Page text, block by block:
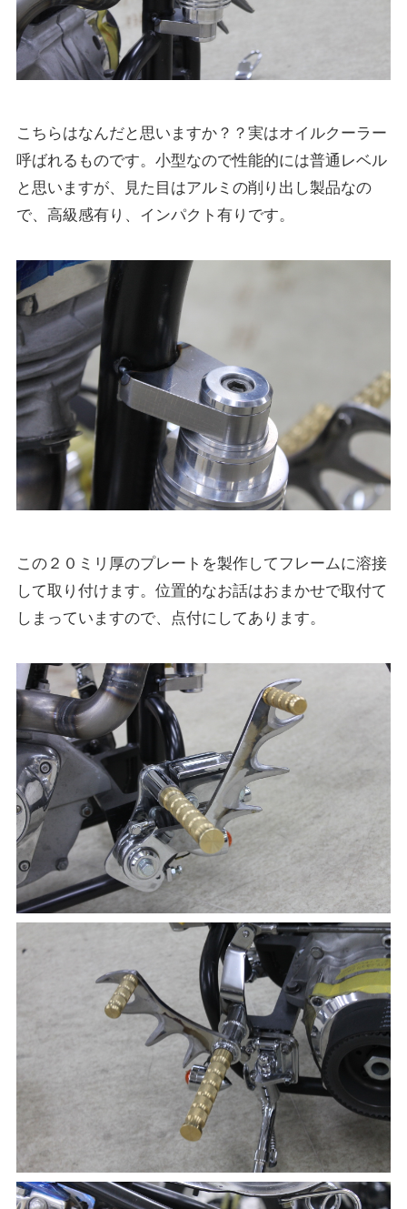
こちらはなんだと思いますか？？実はオイルクーラー
呼ばれるものです。小型なので性能的には普通レベル
と思いますが、見た目はアルミの削り出し製品なの
で、高級感有り、インパクト有りです。
この２０ミリ厚のプレートを製作してフレームに溶接
して取り付けます。位置的なお話はおまかせで取付て
しまっていますので、点付にしてあります。